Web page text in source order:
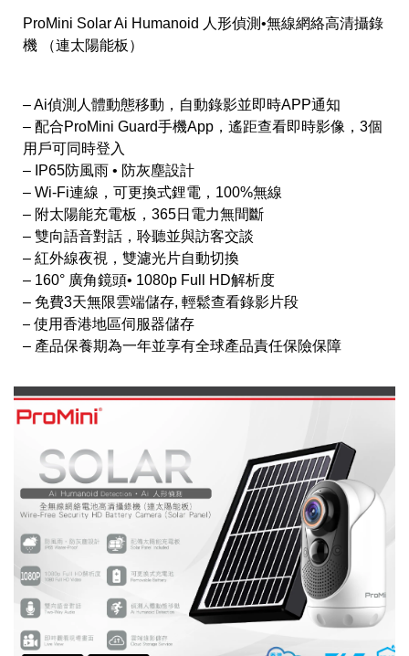
ProMini Solar Ai Humanoid 人形偵測•無線網絡高清攝錄
機 （連太陽能板）
– Ai偵測人體動態移動，自動錄影並即時APP通知
– 配合ProMini Guard手機App，遙距查看即時影像，3個
用戶可同時登入
– IP65防風雨 • 防灰塵設計
– Wi-Fi連線，可更換式鋰電，100%無線
– 附太陽能充電板，365日電力無間斷
– 雙向語音對話，聆聽並與訪客交談
– 紅外線夜視，雙濾光片自動切換
– 160° 廣角鏡頭• 1080p Full HD解析度
– 免費3天無限雲端儲存, 輕鬆查看錄影片段
– 使用香港地區伺服器儲存
– 產品保養期為一年並享有全球產品責任保險保障